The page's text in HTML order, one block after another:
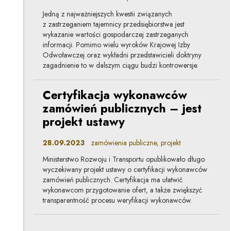
Jedną z najważniejszych kwestii związanych
z zastrzeganiem tajemnicy przedsiębiorstwa jest
wykazanie wartości gospodarczej zastrzeganych
informacji. Pomimo wielu wyroków Krajowej Izby
Odwoławczej oraz wykładni przedstawicieli doktryny
zagadnienie to w dalszym ciągu budzi kontrowersje.
Certyfikacja wykonawców
zamówień publicznych – jest
projekt ustawy
28.09.2023 zamówienia publiczne, projekt
Ministerstwo Rozwoju i Transportu opublikowało długo
wyczekiwany projekt ustawy o certyfikacji wykonawców
zamówień publicznych. Certyfikacja ma ułatwić
wykonawcom przygotowanie ofert, a także zwiększyć
transparentność procesu weryfikacji wykonawców.